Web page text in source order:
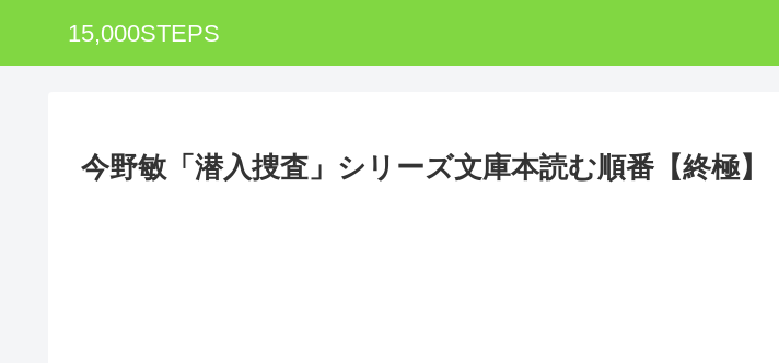
15,000STEPS
今野敏「潜入捜査」シリーズ文庫本読む順番【終極】